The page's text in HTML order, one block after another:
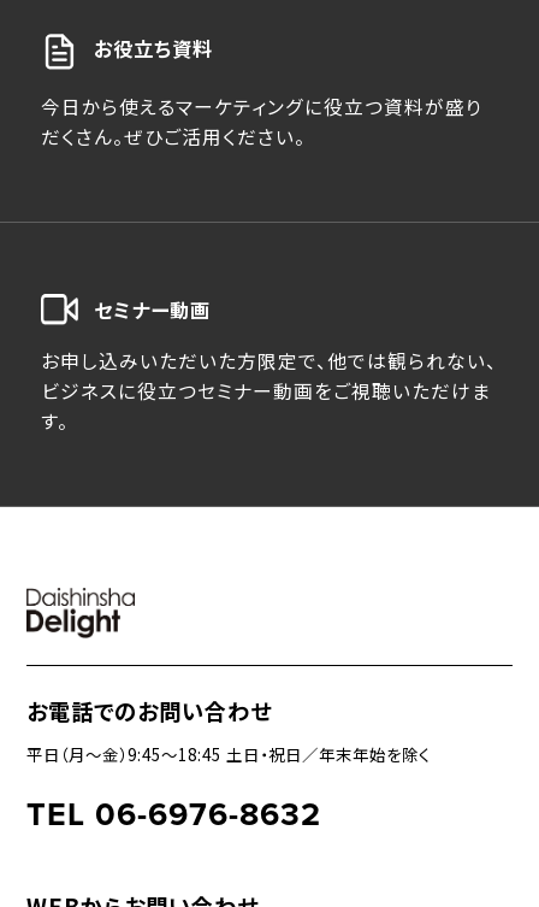
お役立ち資料
今日から使えるマーケティングに役立つ資料が盛り
だくさん。ぜひご活用ください。
セミナー動画
お申し込みいただいた方限定で、他では観られない、
ビジネスに役立つセミナー動画をご視聴いただけま
す。
お電話でのお問い合わせ
平日（月〜金）9:45〜18:45 土日・祝日／年末年始を除く
TEL 06-6976-8632